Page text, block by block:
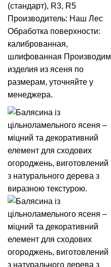
(стандарт), R3, R5
Производитель: Наш Лес
Обработка поверхности:
калиброванная,
шлифованная Производим
изделия из ясеня по
размерам, уточняйте у
менеджера.